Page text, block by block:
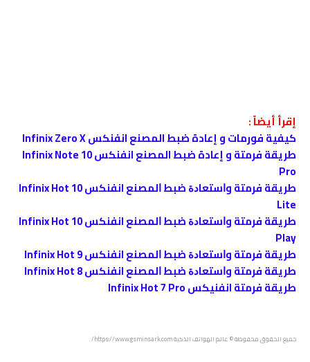
إقرأ أيضاً :
كيفية فورمات و إعادة ضبط المصنع انفنكس Infinix Zero X
طريقة فرمتة و إعادة ضبط المصنع انفنكس Infinix Note 10
Pro
طريقة فرمتة وﺍﺳﺘﻌﺎﺩﺓ ﺿﺒﻂ ﺍﻟﻤﺼﻨﻊ انفنكس Infinix Hot 10
Lite
طريقة فرمتة وﺍﺳﺘﻌﺎﺩﺓ ﺿﺒﻂ ﺍﻟﻤﺼﻨﻊ انفنكس Infinix Hot 10
Play
طريقة فرمتة وﺍﺳﺘﻌﺎﺩﺓ ﺿﺒﻂ ﺍﻟﻤﺼﻨﻊ انفنكس Infinix Hot 9
طريقة فرمتة وﺍﺳﺘﻌﺎﺩﺓ ﺿﺒﻂ ﺍﻟﻤﺼﻨﻊ انفنكس Infinix Hot 8
ﻃﺮﻳﻘﺔ فرمتة انفنيكس Infinix Hot 7 Pro
جميع الحقوق محفوظة © عالم الهواتف الذكية https://www.gsminsark.com/ .